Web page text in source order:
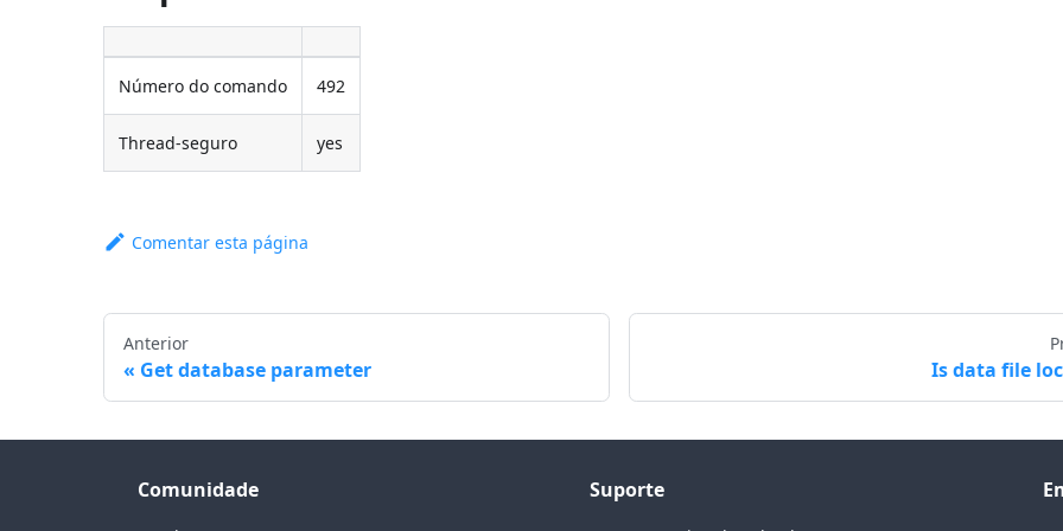
Número do comando 492
Thread-seguro yes
Comentar esta página
Anterior
Get database parameter Is data file
Comunidade Suporte